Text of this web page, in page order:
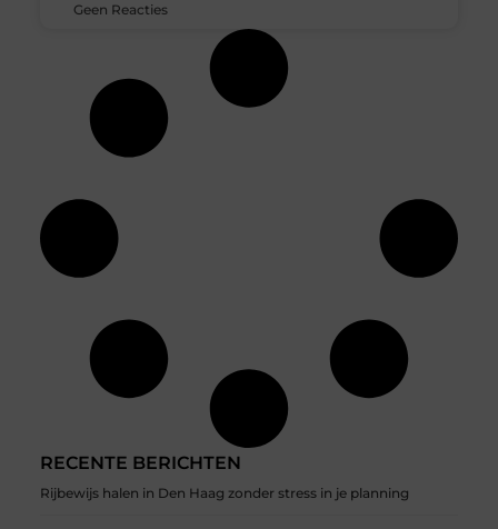
RECENTE BERICHTEN
Rijbewijs halen in Den Haag zonder stress in je planning
Geen Reacties